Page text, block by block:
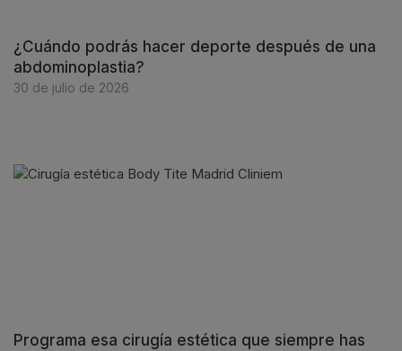
¿Cuándo podrás hacer deporte después de una
abdominoplastia?
30 de julio de 2026
Programa esa cirugía estética que siempre has